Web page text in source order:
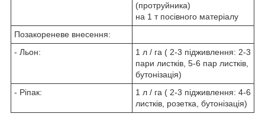
(протруйника)
на 1 т посівного матеріалу
Позакореневе внесення:
- Льон:
1 л / га ( 2-3 підживлення: 2-3
пари листків, 5-6 пар листків,
бутонізація)
- Ріпак:
1 л / га ( 2-3 підживлення: 4-6
листків, розетка, бутонізація)